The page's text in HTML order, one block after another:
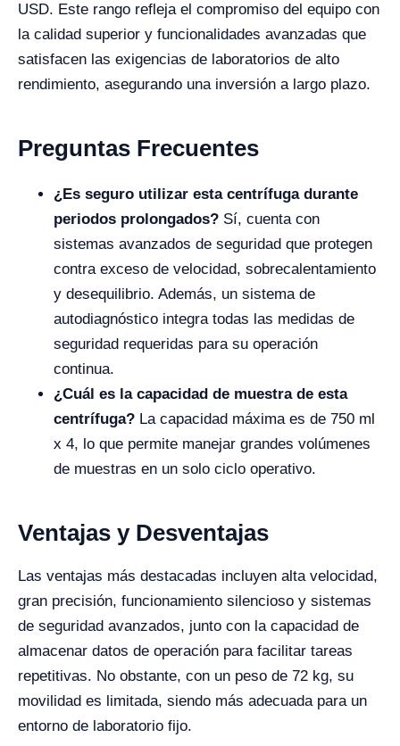
USD. Este rango refleja el compromiso del equipo con
la calidad superior y funcionalidades avanzadas que
satisfacen las exigencias de laboratorios de alto
rendimiento, asegurando una inversión a largo plazo.
Preguntas Frecuentes
¿Es seguro utilizar esta centrífuga durante
periodos prolongados? Sí, cuenta con
sistemas avanzados de seguridad que protegen
contra exceso de velocidad, sobrecalentamiento
y desequilibrio. Además, un sistema de
autodiagnóstico integra todas las medidas de
seguridad requeridas para su operación
continua.
¿Cuál es la capacidad de muestra de esta
centrífuga? La capacidad máxima es de 750 ml
x 4, lo que permite manejar grandes volúmenes
de muestras en un solo ciclo operativo.
Ventajas y Desventajas
Las ventajas más destacadas incluyen alta velocidad,
gran precisión, funcionamiento silencioso y sistemas
de seguridad avanzados, junto con la capacidad de
almacenar datos de operación para facilitar tareas
repetitivas. No obstante, con un peso de 72 kg, su
movilidad es limitada, siendo más adecuada para un
entorno de laboratorio fijo.